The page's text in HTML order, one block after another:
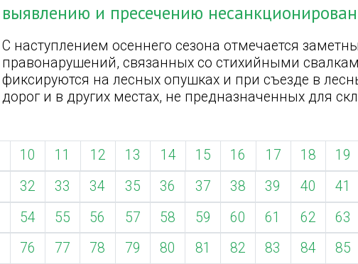
выявлению и пресечению
С наступлением осеннего сезона отмечается
правонарушений, связанных со стихийными
фиксируются на лесных опушках и при съезде в
дорог и в других местах, не предназначенных для
10 11 12 13 14 15 16 17 18 19
32 33 34 35 36 37 38 39 40 41
54 55 56 57 58 59 60 61 62 63
76 77 78 79 80 81 82 83 84 85